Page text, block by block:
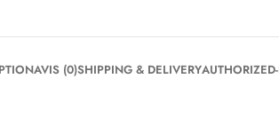
AVIS (0)SHIPPING & DELIVERY